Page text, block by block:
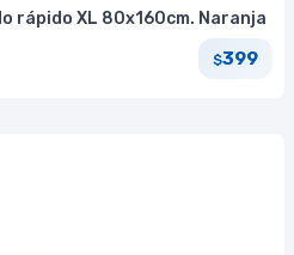
rápido XL 80x160cm. Naranja
$399